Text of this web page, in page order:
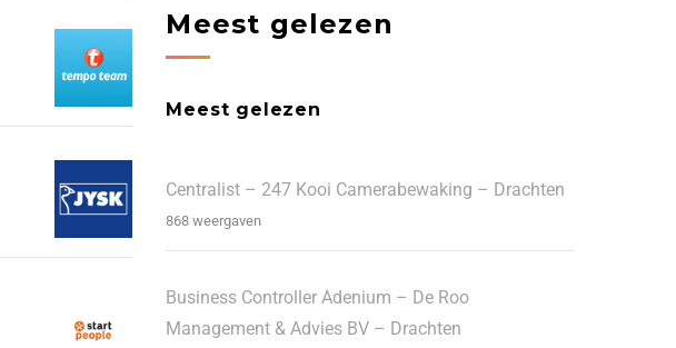
Meest gelezen
Meest gelezen
Centralist – 247 Kooi Camerabewaking – Drachten
868 weergaven
Business Controller Adenium – De Roo
Management & Advies BV – Drachten